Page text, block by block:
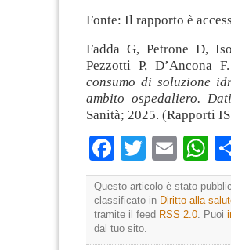
Fonte: Il rapporto è
Fadda G, Petrone D,
Pezzotti P, D’Ancona F.
consumo di soluzione
ambito ospedaliero.
Sanità; 2025. (Rapporti
Facebook
Twitter
Questo articolo è stato
classificato in Diritto alla
tramite il feed RSS 2.0 . Puoi
dal tuo sito.